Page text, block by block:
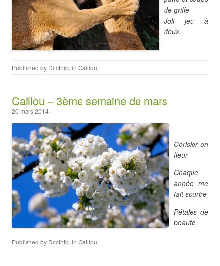
de griffe
Joli jeu à
deux.
Published by Docthib, in Caillou.
Caillou – 3ème semaine de mars
20 mars 2014
Cerisier en
fleur
Chaque
année me
fait sourire
Pétales de
beauté.
Published by Docthib, in Caillou.